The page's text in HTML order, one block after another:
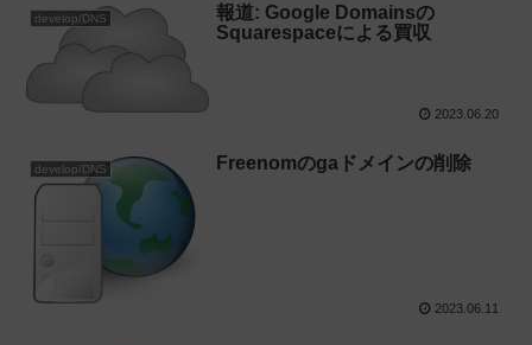
develop/DNS
報道: Google Domainsの
Squarespaceによる買収
2023.06.20
develop/DNS Freenomのgaドメインの削除
2023.06.11